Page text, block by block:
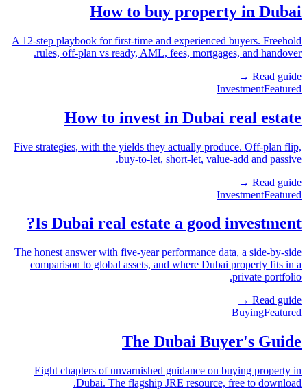
How to buy property in Dubai
A 12-step playbook for first-time and experienced buyers. Freehold
rules, off-plan vs ready, AML, fees, mortgages, and handover.
Read guide →
InvestmentFeatured
How to invest in Dubai real estate
Five strategies, with the yields they actually produce. Off-plan flip,
buy-to-let, short-let, value-add and passive.
Read guide →
InvestmentFeatured
Is Dubai real estate a good investment?
The honest answer with five-year performance data, a side-by-side
comparison to global assets, and where Dubai property fits in a
private portfolio.
Read guide →
BuyingFeatured
The Dubai Buyer's Guide
Eight chapters of unvarnished guidance on buying property in
Dubai. The flagship JRE resource, free to download.